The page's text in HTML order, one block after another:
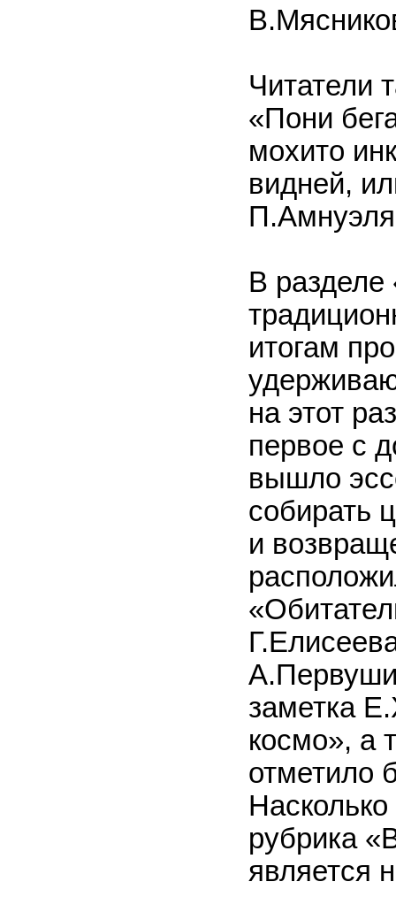
Читатели
«Пони
мохито
видней,
В разделе
итогам
на этот
первое с
вышло
собирать
и
заметка
космо», а
отметило
рубрика
является